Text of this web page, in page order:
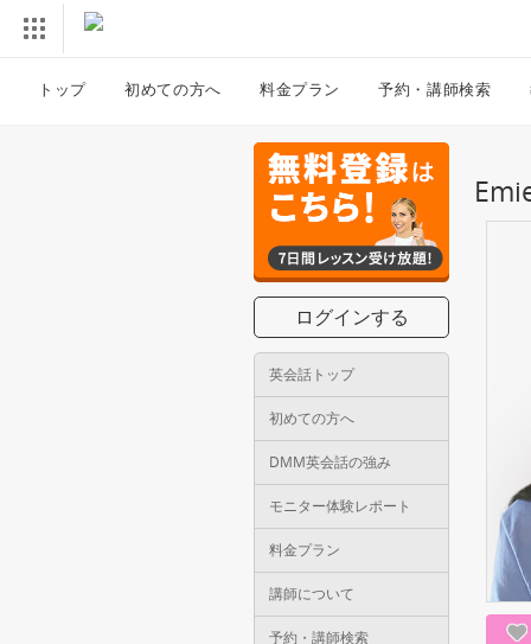
トップ 初めての方へ 料金プラン 予約・講師検索
ログインする
英会話トップ
初めての方へ
DMM英会話の強み
モニター体験レポート
料金プラン
講師について
予約・講師検索